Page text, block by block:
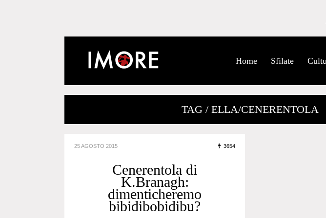
Home Sfilate
TAG / ELLA/CENERENTOLA
25 AGOSTO 2015 3654
Cenerentola di
K.Branagh:
dimenticheremo
bibidibobidibu?